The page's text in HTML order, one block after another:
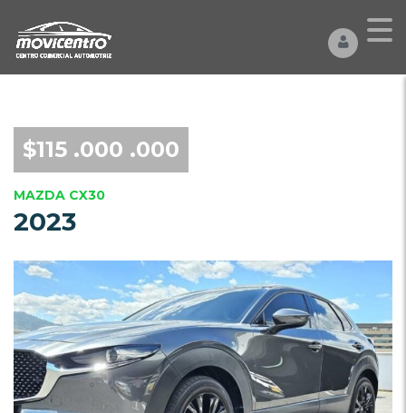
$115 .000 .000
MAZDA CX30
2023